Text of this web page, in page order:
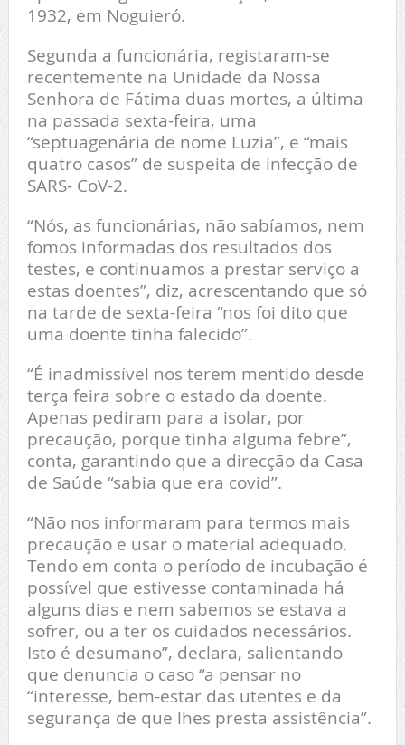
1932, em Noguieró.
Segunda a funcionária, registaram-se
recentemente na Unidade da Nossa
Senhora de Fátima duas mortes, a última
na passada sexta-feira, uma
“septuagenária de nome Luzia”, e “mais
quatro casos” de suspeita de infecção de
SARS- CoV-2.
“Nós, as funcionárias, não sabíamos, nem
fomos informadas dos resultados dos
testes, e continuamos a prestar serviço a
estas doentes”, diz, acrescentando que só
na tarde de sexta-feira “nos foi dito que
uma doente tinha falecido”.
“É inadmissível nos terem mentido desde
terça feira sobre o estado da doente.
Apenas pediram para a isolar, por
precaução, porque tinha alguma febre”,
conta, garantindo que a direcção da Casa
de Saúde “sabia que era covid”.
“Não nos informaram para termos mais
precaução e usar o material adequado.
Tendo em conta o período de incubação é
possível que estivesse contaminada há
alguns dias e nem sabemos se estava a
sofrer, ou a ter os cuidados necessários.
Isto é desumano”, declara, salientando
que denuncia o caso “a pensar no
“interesse, bem-estar das utentes e da
segurança de que lhes presta assistência”.